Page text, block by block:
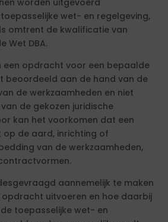
worden uitgevoerd
wet- en regelgeving,
omtrent de kwalificatie van
Wet DBA.
een opdracht voor een bepaalde
aan de hand van de
de werkzaamheden en niet
de gekozen juridische
kan het voorkomen dat een
de aard, inrichting of
van de werkzaamheden,
aannemelijk te maken
opdracht uitvoeren en hoe daarbij
toepasselijke wet- en